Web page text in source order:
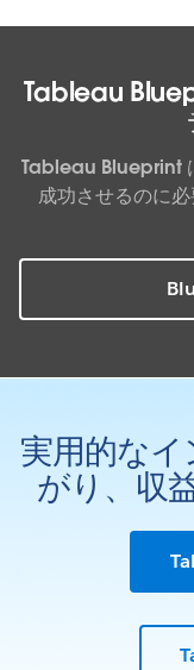
Tableau
Tableau Blueprint
成功させるのに
実用的な
がり、収